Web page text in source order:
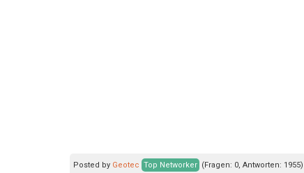
Posted by Geotec Top Networker (Fragen: 0, Antworten: 1955)